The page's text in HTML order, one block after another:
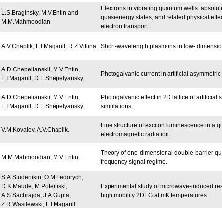
L.S.Braginsky, M.V.Entin and
M.M.Mahmoodian
Electrons in vibrating quantum wells:
quasienergy states, and related physical
electron transport
A.V.Chaplik, L.I.Magarill, R.Z.Vitlina Short-wavelength plasmons in low-
A.D.Chepelianskii, M.V.Entin,
L.I.Magarill, D.L.Shepelyansky.
Photogalvanic current in artificial
A.D.Chepelianskii, M.V.Entin,
L.I.Magarill, D.L.Shepelyansky.
Photogalvanic effect in 2D lattice of artificial
simulations.
V.M.Kovalev, A.V.Chaplik.
Fine structure of exciton luminescence in a
electromagnetic radiation.
M.M.Mahmoodian, M.V.Entin.
Theory of one-dimensional double-barrier
frequency signal regime.
S.A.Studenikin, O.M.Fedorych,
D.K.Maude, M.Potemski,
A.S.Sachrajda, J.A.Gupta,
Z.R.Wasilewski, L.I.Magarill.
Experimental study of microwave-induced
high mobility 2DEG at mK temperatures.